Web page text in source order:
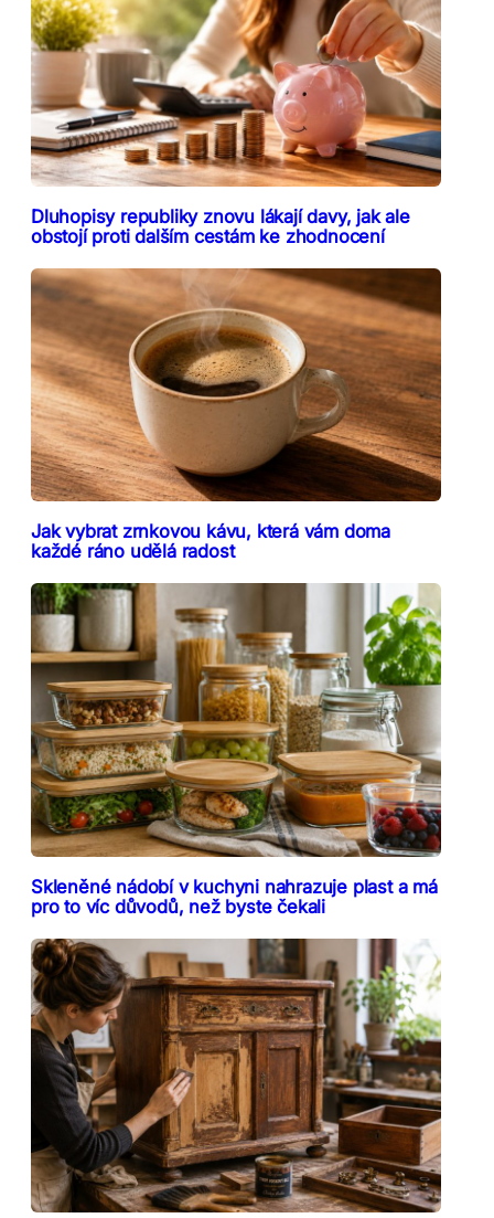
Dluhopisy republiky znovu lákají davy, jak ale
obstojí proti dalším cestám ke zhodnocení
Jak vybrat zrnkovou kávu, která vám doma
každé ráno udělá radost
Skleněné nádobí v kuchyni nahrazuje plast a má
pro to víc důvodů, než byste čekali